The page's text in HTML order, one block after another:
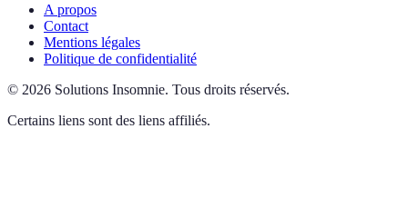
A propos
Contact
Mentions légales
Politique de confidentialité
© 2026 Solutions Insomnie. Tous droits réservés.
Certains liens sont des liens affiliés.